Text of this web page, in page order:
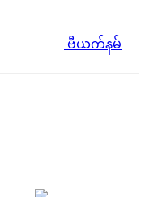
ဗီယက်နမ်